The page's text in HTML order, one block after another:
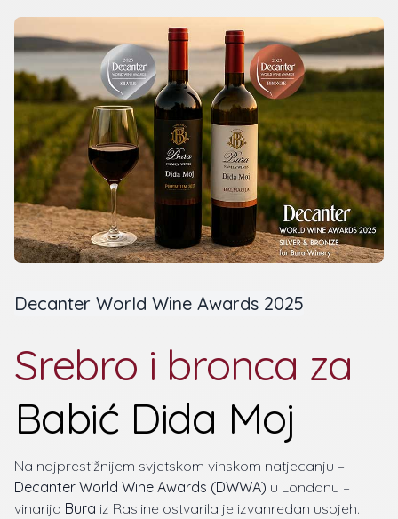
Decanter World Wine Awards 2025
Srebro i bronca za
Babić Dida Moj
Na najprestižnijem svjetskom vinskom natjecanju –
Decanter World Wine Awards (DWWA) u Londonu –
vinarija Bura iz Rasline ostvarila je izvanredan uspjeh.